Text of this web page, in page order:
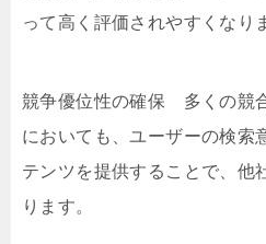
って高く評価されやすくなり
競争優位性の確保 多くの競
においても、ユーザーの検索
テンツを提供することで、他
ります。